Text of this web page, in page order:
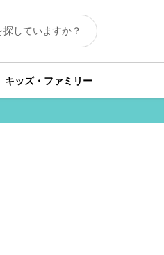
キッズ・ファミリー